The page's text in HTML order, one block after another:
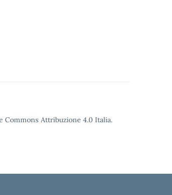
Commons Attribuzione 4.0 Italia.